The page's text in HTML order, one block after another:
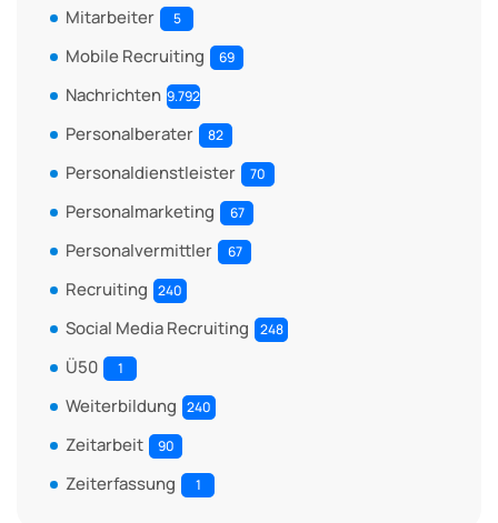
Mitarbeiter 5
Mobile Recruiting 69
Nachrichten 9.792
Personalberater 82
Personaldienstleister 70
Personalmarketing 67
Personalvermittler 67
Recruiting 240
Social Media Recruiting 248
Ü50 1
Weiterbildung 240
Zeitarbeit 90
Zeiterfassung 1